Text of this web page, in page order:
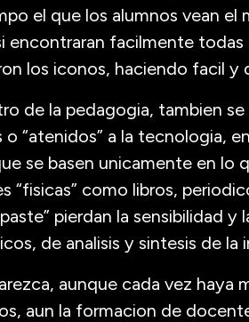
el que los alumnos vean
encontraran facilmente
los iconos, haciendo facil y
de la pedagogia, tambien
“atenidos” a la tecnologia,
se basen unicamente en lo
“fisicas” como libros,
pierdan la sensibilidad y
de analisis y sintesis de la
aunque cada vez haya
aun la formacion de